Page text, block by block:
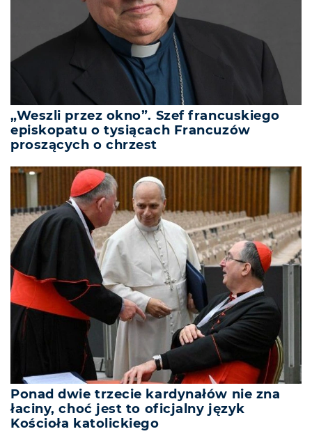
„Weszli przez okno”. Szef francuskiego
episkopatu o tysiącach Francuzów
proszących o chrzest
Ponad dwie trzecie kardynałów nie zna
łaciny, choć jest to oficjalny język
Kościoła katolickiego